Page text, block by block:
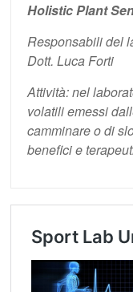
Holistic Plant
Responsabili del
Dott. Luca Forti
Attività: nel
volatili emessi
camminare o di
benefici e